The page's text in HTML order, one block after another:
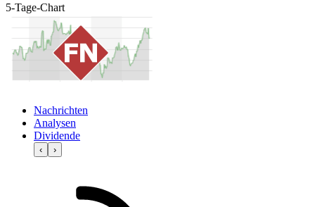
5-Tage-Chart
Nachrichten
Analysen
Dividende
‹ ›